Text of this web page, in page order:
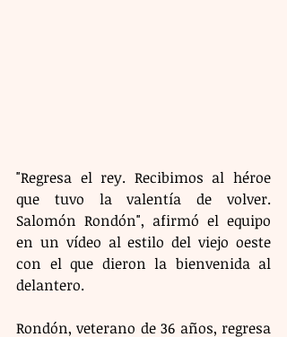
"Regresa el rey. Recibimos al héroe
que tuvo la valentía de volver.
Salomón Rondón", afirmó el equipo
en un vídeo al estilo del viejo oeste
con el que dieron la bienvenida al
delantero.
Rondón, veterano de 36 años, regresa